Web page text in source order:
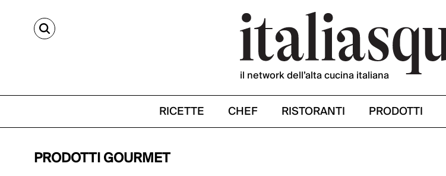
CERCA
il network dell’alta cucina italiana
RICETTE CHEF RISTORANTI PRODOTTI
PRODOTTI GOURMET